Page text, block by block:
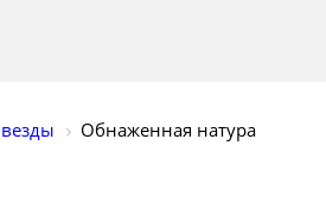
Обнаженная натура